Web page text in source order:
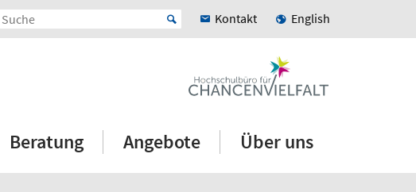
Kontakt English
Beratung Angebote Über uns